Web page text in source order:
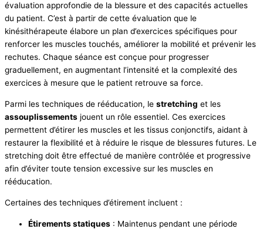
évaluation approfondie de la blessure et des capacités actuelles
du patient. C’est à partir de cette évaluation que le
kinésithérapeute élabore un plan d’exercices spécifiques pour
renforcer les muscles touchés, améliorer la mobilité et prévenir les
rechutes. Chaque séance est conçue pour progresser
graduellement, en augmentant l’intensité et la complexité des
exercices à mesure que le patient retrouve sa force.
Parmi les techniques de rééducation, le stretching et les
assouplissements jouent un rôle essentiel. Ces exercices
permettent d’étirer les muscles et les tissus conjonctifs, aidant à
restaurer la flexibilité et à réduire le risque de blessures futures. Le
stretching doit être effectué de manière contrôlée et progressive
afin d’éviter toute tension excessive sur les muscles en
rééducation.
Certaines des techniques d’étirement incluent :
Étirements statiques : Maintenus pendant une période